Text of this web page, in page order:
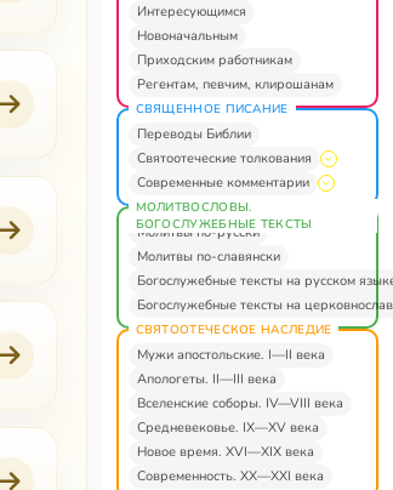
Интересующимся
Новоначальным
Приходским работникам
Регентам, певчим, клирошанам
СВЯЩЕННОЕ ПИСАНИЕ
Переводы Библии
Святоотеческие толкования
Современные комментарии
МОЛИТВОСЛОВЫ.
БОГОСЛУЖЕБНЫЕ ТЕКСТЫ
Молитвы по-русски
Молитвы по-славянски
Богослужебные тексты на русском
Богослужебные тексты на
СВЯТООТЕЧЕСКОЕ НАСЛЕДИЕ
Мужи апостольские. I—II века
Апологеты. II—III века
Вселенские соборы. IV—VIII века
Средневековье. IX—XV века
Новое время. XVI—XIX века
Современность. XX—XXI века